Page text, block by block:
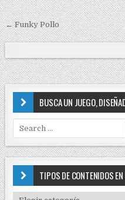
e
d
i
N
a
v
e
a
c
i
ó
n
← Funky Pollo
BUSCA UN JUEGO,
e
a
r
f
TIPOS DE CONTENIDOS